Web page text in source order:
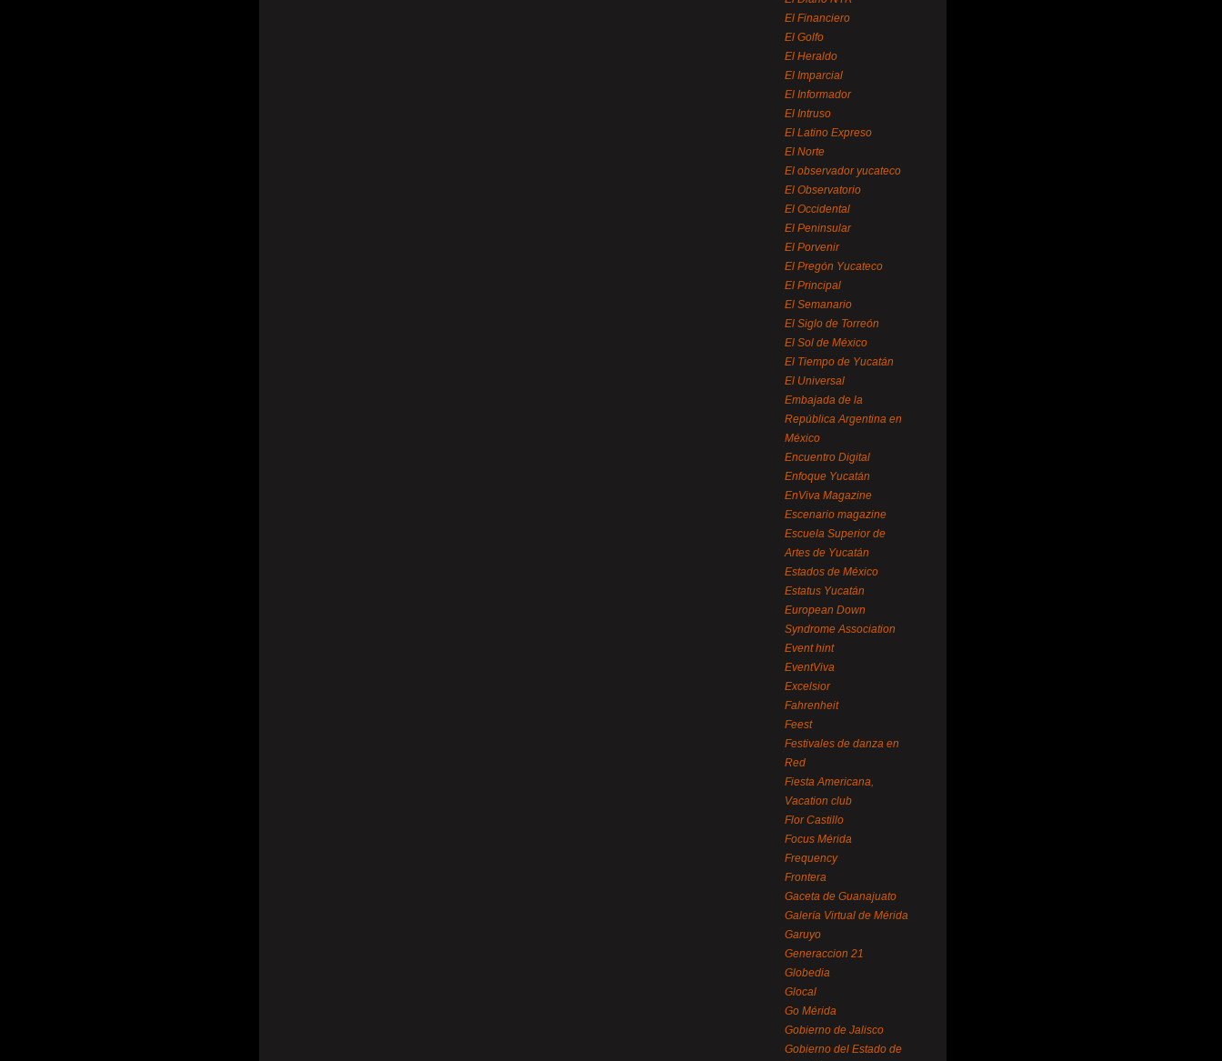
El Financiero
El Golfo
El Heraldo
El Imparcial
El Informador
El Intruso
El Latino Expreso
El Norte
El observador yucateco
El Observatorio
El Occidental
El Peninsular
El Porvenir
El Pregón Yucateco
El Principal
El Semanario
El Siglo de Torreón
El Sol de México
El Tiempo de Yucatán
El Universal
Embajada de la
República Argentina en
México
Encuentro Digital
Enfoque Yucatán
EnViva Magazine
Escenario magazine
Escuela Superior de
Artes de Yucatán
Estados de México
Estatus Yucatán
European Down
Syndrome Association
Event hint
EventViva
Excelsior
Fahrenheit
Feest
Festivales de danza en
Red
Fiesta Americana,
Vacation club
Flor Castillo
Focus Mérida
Frequency
Frontera
Gaceta de Guanajuato
Galería Virtual de Mérida
Garuyo
Generaccion 21
Globedia
Glocal
Go Mérida
Gobierno de Jalisco
Gobierno del Estado de